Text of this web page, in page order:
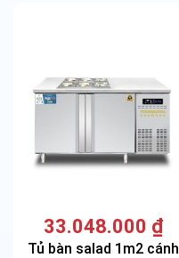
Tủ bàn salad 1m2 cánh
33.048.000 ₫